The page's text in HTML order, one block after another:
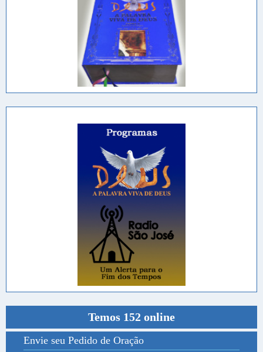
Temos 152 online
Envie seu Pedido de Oração